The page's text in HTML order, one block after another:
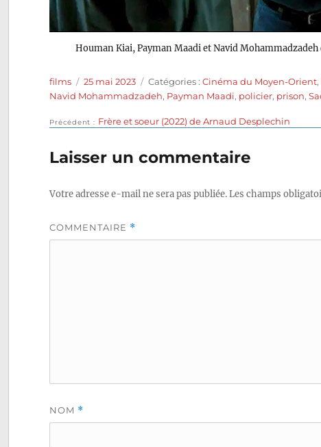
Houman Kiai, Payman Maadi et Navid Mohammadzadeh
Auteur
films
Publié
le
25 mai 2023 Catégories
Catégories :Cinéma du Moyen-Orient,
Navid Mohammadzadeh, Payman Maadi, policier, prison,
Navigation
de
l’article
Précédent
Publication
Frère et soeur (2022) de Arnaud Desplechin
Laisser un commentaire
Votre adresse e-mail ne sera pas publiée.Les champs
COMMENTAIRE *
NOM *